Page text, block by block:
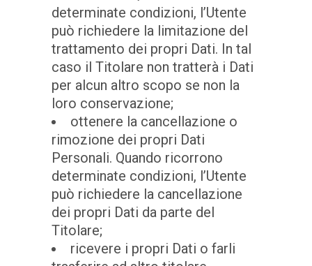
determinate condizioni, l’Utente
può richiedere la limitazione del
trattamento dei propri Dati. In tal
caso il Titolare non tratterà i Dati
per alcun altro scopo se non la
loro conservazione;
ottenere la cancellazione o
rimozione dei propri Dati
Personali. Quando ricorrono
determinate condizioni, l’Utente
può richiedere la cancellazione
dei propri Dati da parte del
Titolare;
ricevere i propri Dati o farli